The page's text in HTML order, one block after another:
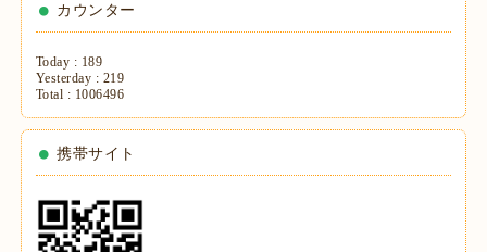
カウンター
Today : 189
Yesterday : 219
Total : 1006496
携帯サイト